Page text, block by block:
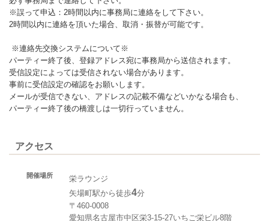
※誤って申込：2時間以内に事務局に連絡をして下さい。
2時間以内に連絡を頂いた場合、取消・振替が可能です。
※連絡先交換システムについて※
パーティー終了後、登録アドレス宛に事務局から送信されます。
受信設定によっては受信されない場合があります。
事前に受信設定の確認をお願いします。
メールが受信できない、アドレスの記載不備などいかなる場合も、
パーティー終了後の橋渡しは一切行っていません。
アクセス
開催場所
栄ラウンジ
矢場町駅から徒歩4分
〒460-0008
愛知県名古屋市中区栄3-15-27いちご栄ビル8階